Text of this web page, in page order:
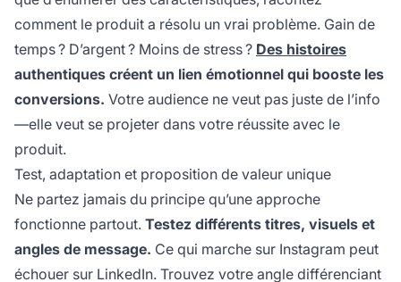
comment le produit a résolu un vrai problème. Gain de
temps ? D’argent ? Moins de stress ? Des histoires
authentiques créent un lien émotionnel qui booste les
conversions. Votre audience ne veut pas juste de l’info
—elle veut se projeter dans votre réussite avec le
produit.
Test, adaptation et proposition de valeur unique
Ne partez jamais du principe qu’une approche
fonctionne partout. Testez différents titres, visuels et
angles de message. Ce qui marche sur Instagram peut
échouer sur LinkedIn. Trouvez votre angle différenciant